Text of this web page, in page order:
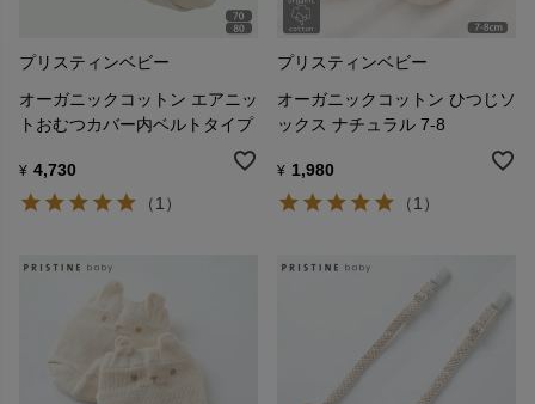
プリスティンベビー
オーガニックコットン エアニッ
トおむつカバー内ベルトタイプ
¥ 4,730
（1）
プリスティンベビー
オーガニックコットン ひつじソ
ックス ナチュラル 7-8
¥ 1,980
（1）